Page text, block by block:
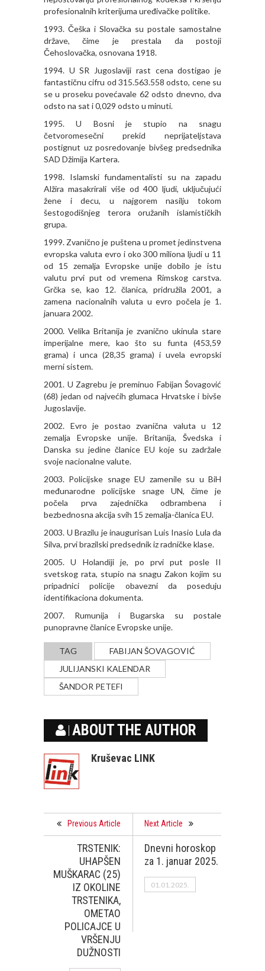
profesionalnih kriterijuma uređivačke politike.
1993. Češka i Slovačka su postale samostalne
države, čime je prestala da postoji
Čehoslovačka, osnovana 1918.
1994. U SR Jugoslaviji rast cena dostigao je
fantastičnu cifru od 315.563.558 odsto, cene su
se u proseku povećavale 62 odsto dnevno, dva
odsto na sat i 0,029 odsto u minuti.
1995. U Bosni je stupio na snagu
četvoromesečni prekid neprijateljstava
postignut uz posredovanje bivšeg predsednika
SAD Džimija Kartera.
1998. Islamski fundamentalisti su na zapadu
Alžira masakrirali više od 400 ljudi, uključujući
žene i decu, u najgorem nasilju tokom
šestogodišnjeg terora oružanih islamističkih
grupa.
1999. Zvanično je puštena u promet jedinstvena
evropska valuta evro i oko 300 miliona ljudi u 11
od 15 zemalja Evropske unije dobilo je istu
valutu prvi put od vremena Rimskog carstva.
Grčka se, kao 12. članica, pridružila 2001, a
zamena nacionalnih valuta u evro počela je 1.
januara 2002.
2000. Velika Britanija je zvanično ukinula stare
imperijalne mere, kao što su funta (453,59
grama) i unca (28,35 grama) i uvela evropski
merni sistem.
2001. U Zagrebu je preminuo Fabijan Šovagović
(68) jedan od najvećih glumaca Hrvatske i bivše
Jugoslavije.
2002. Evro je postao zvanična valuta u 12
zemalja Evropske unije. Britanija, Švedska i
Danska su jedine članice EU koje su zadržale
svoje nacionalne valute.
2003. Policijske snage EU zamenile su u BiH
međunarodne policijske snage UN, čime je
počela prva zajednička odbrambena i
bezbednosna akcija svih 15 zemalja-članica EU.
2003. U Brazilu je inaugurisan Luis Inasio Lula da
Silva, prvi brazilski predsednik iz radničke klase.
2005. U Holandiji je, po prvi put posle II
svetskog rata, stupio na snagu Zakon kojim su
pripadnici policije obavezni da poseduju
identifikaciona dokumenta.
2007. Rumunija i Bugarska su postale
punopravne članice Evropske unije.
TAG
FABIJAN ŠOVAGOVIĆ
JULIJANSKI KALENDAR
ŠANDOR PETEFI
ABOUT THE AUTHOR
Kruševac LINK
Previous Article
TRSTENIK:
UHAPŠEN
MUŠKARAC (25)
IZ OKOLINE
TRSTENIKA,
OMETAO
POLICAJCE U
VRŠENJU
DUŽNOSTI
Next Article
Dnevni horoskop
za 1. januar 2025.
01.01.2025.